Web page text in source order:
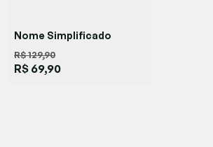
Nome Simplificado
Garrafa
Matterhorn
R$ 129,90
R$ 69,90